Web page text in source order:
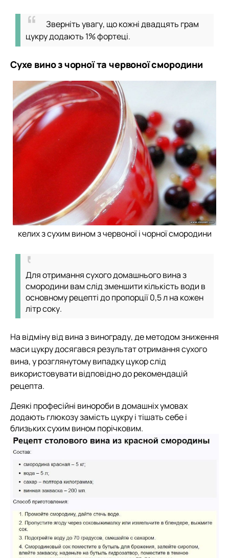
Зверніть увагу, що кожні двадцять грам
цукру додають 1% фортеці.
Сухе вино з чорної та червоної смородини
келих з сухим вином з червоної і чорної смородини
Для отримання сухого домашнього вина з
смородини вам слід зменшити кількість води в
основному рецепті до пропорції 0,5 л на кожен
літр соку.
На відміну від вина з винограду, де методом зниження
маси цукру досягався результат отримання сухого
вина, у розглянутому випадку цукор слід
використовувати відповідно до рекомендацій
рецепта.
Деякі професійні винороби в домашніх умовах
додають глюкозу замість цукру і тішать себе і
близьких сухим вином порічковим.